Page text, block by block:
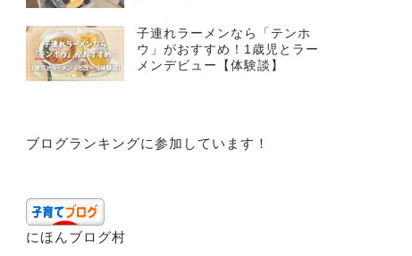
子連れラーメンなら「テンホ
ウ」がおすすめ！1歳児とラー
メンデビュー【体験談】
ブログランキングに参加しています！
にほんブログ村